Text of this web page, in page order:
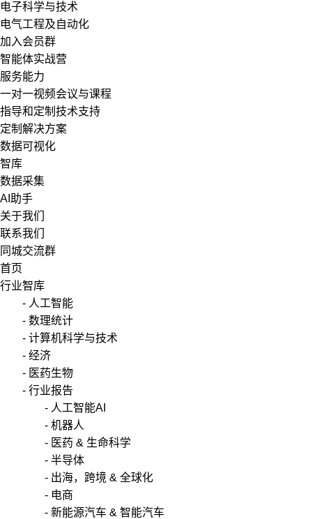
电子科学与技术
电气工程及自动化
加入会员群
智能体实战营
服务能力
一对一视频会议与课程
指导和定制技术支持
定制解决方案
数据可视化
智库
数据采集
AI助手
关于我们
联系我们
同城交流群
首页
行业智库
- 人工智能
- 数理统计
- 计算机科学与技术
- 经济
- 医药生物
- 行业报告
- 人工智能AI
- 机器人
- 医药 & 生命科学
- 半导体
- 出海，跨境 & 全球化
- 电商
- 新能源汽车 & 智能汽车